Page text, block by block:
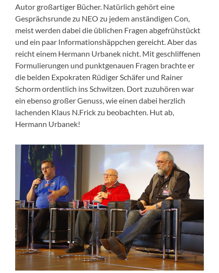
Autor großartiger Bücher. Natürlich gehört eine
Gesprächsrunde zu NEO zu jedem anständigen Con,
meist werden dabei die üblichen Fragen abgefrühstückt
und ein paar Informationshäppchen gereicht. Aber das
reicht einem Hermann Urbanek nicht. Mit geschliffenen
Formulierungen und punktgenauen Fragen brachte er
die beiden Expokraten Rüdiger Schäfer und Rainer
Schorm ordentlich ins Schwitzen. Dort zuzuhören war
ein ebenso großer Genuss, wie einen dabei herzlich
lachenden Klaus N.Frick zu beobachten. Hut ab,
Hermann Urbanek!